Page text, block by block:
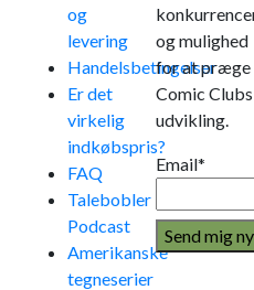
og
levering
Handelsbetingelser
Er det
virkelig
indkøbspris?
FAQ
Talebobler
Podcast
Amerikanske
tegneserier
og mulighed
for at præge
Comic Clubs
udvikling.
Email*